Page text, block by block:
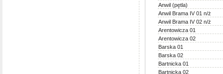
Anwil (pętla)
Anwil Brama IV 01 n/ż
Anwil Brama IV 02 n/ż
Arentowicza 01
Arentowicza 02
Barska 01
Barska 02
Bartnicka 01
Bartnicka 02